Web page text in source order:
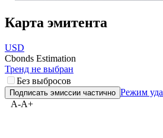
Карта эмитента
USD
Cbonds Estimation
Тренд не выбран